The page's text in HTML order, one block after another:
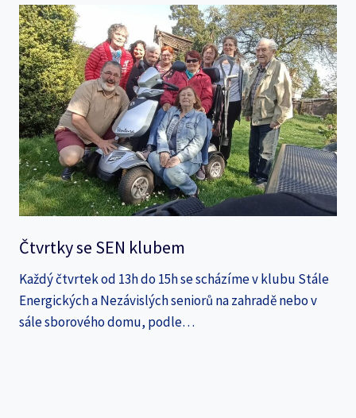
Čtvrtky se SEN klubem
Každý čtvrtek od 13h do 15h se scházíme v klubu Stále
Energických a Nezávislých seniorů na zahradě nebo v
sále sborového domu, podle…